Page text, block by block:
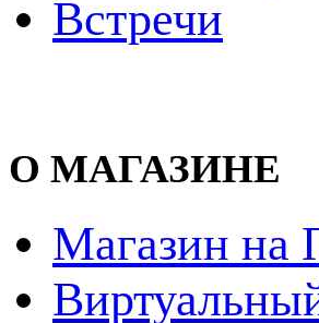
Встречи
О МАГАЗИНЕ
Магазин на